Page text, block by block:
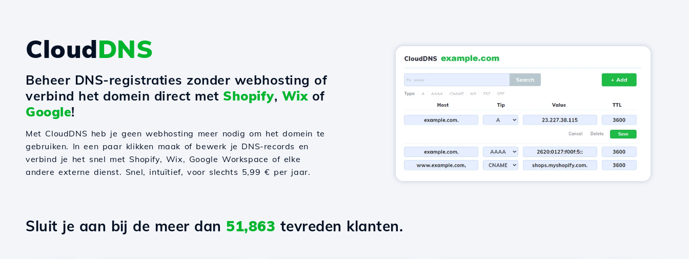
CloudDNS
Beheer DNS-registraties zonder webhosting of
verbind het domein direct met Shopify, Wixof
Google!
Met CloudDNS heb je geen webhosting meer nodig om het domein te
gebruiken. In een paar klikken maak of bewerk je DNS-records en
verbind je het snel met Shopify, Wix, Google Workspace of elke
andere externe dienst. Snel, intuïtief, voor slechts 5,99 € per jaar.
Sluit je aan bij de meer dan 51,863 tevreden klanten.